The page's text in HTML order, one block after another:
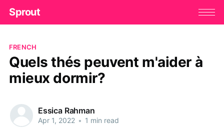
Sprout
FRENCH
Quels thés peuvent m'aider à
mieux dormir?
Essica Rahman
Apr 1, 2022 • 1 min read